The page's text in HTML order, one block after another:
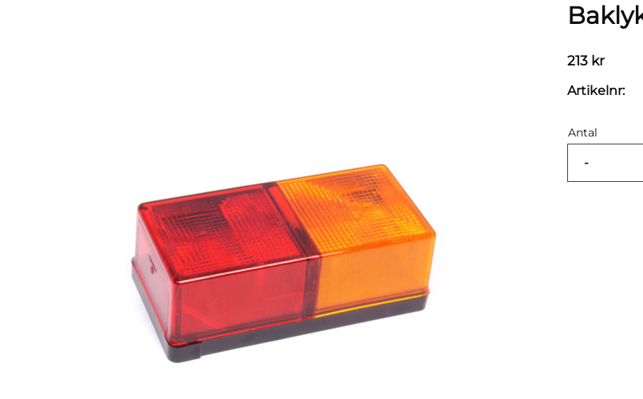
213kr
Antal
-
Artikelnr